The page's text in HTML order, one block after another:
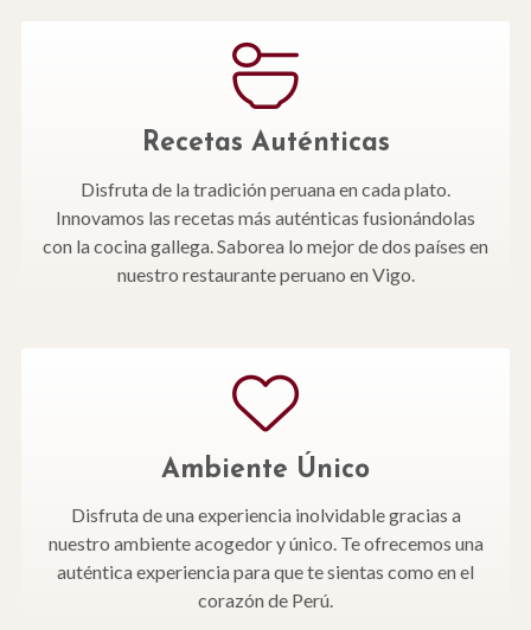
Recetas Auténticas
Disfruta de la tradición peruana en cada plato.
Innovamos las recetas más auténticas fusionándolas
con la cocina gallega. Saborea lo mejor de dos países en
nuestro restaurante peruano en Vigo.
Ambiente Único
Disfruta de una experiencia inolvidable gracias a
nuestro ambiente acogedor y único. Te ofrecemos una
auténtica experiencia para que te sientas como en el
corazón de Perú.